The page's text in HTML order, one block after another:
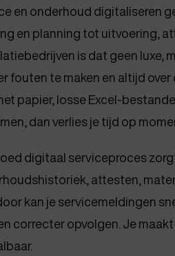
en onderhoud digitaliseren
en planning tot uitvoering,
is dat geen luxe,
fouten te maken en altijd
papier, losse Excel-
dan verlies je tijd op
digitaal serviceproces
attesten,
kan je servicemeldingen
correcter opvolgen. Je